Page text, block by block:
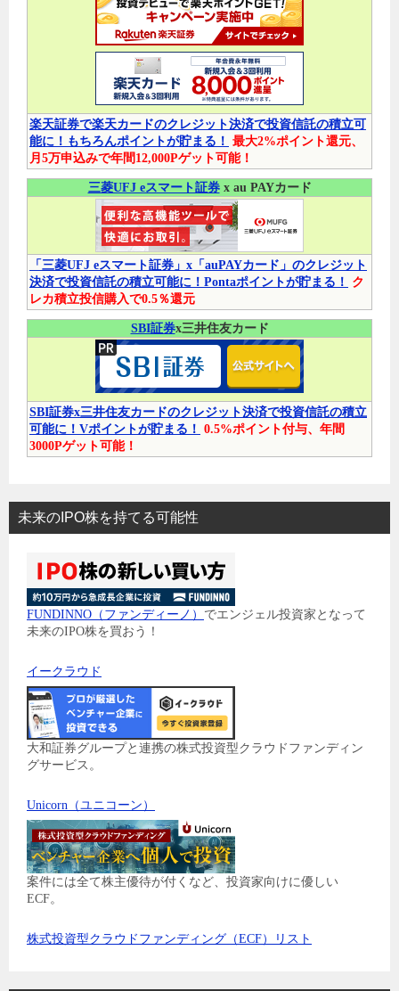
楽天証券で楽天カードのクレジット決済で投資信託の積立可
能に！もちろんポイントが貯まる！ 最大2%ポイント還元、
月5万申込みで年間12,000Pゲット可能！
三菱UFJ eスマート証券x au PAYカード
「三菱UFJ eスマート証券」x「auPAYカード」のクレジット
決済で投資信託の積立可能に！Pontaポイントが貯まる！
ク
レカ積立投信購入で0.5％還元
SBI証券x三井住友カード
SBI証券x三井住友カードのクレジット決済で投資信託の積立
可能に！Vポイントが貯まる！ 0.5%ポイント付与、年間
3000Pゲット可能！
未来のIPO株を持てる可能性
FUNDINNO（ファンディーノ） でエンジェル投資家となって
未来のIPO株を買おう！
イークラウド
大和証券グループと連携の株式投資型クラウドファンディン
グサービス。
Unicorn（ユニコーン）
案件には全て株主優待が付くなど、投資家向けに優しい
ECF。
株式投資型クラウドファンディング（ECF）リスト